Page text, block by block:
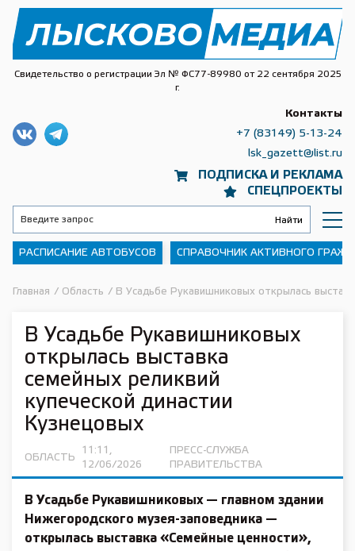
Свидетельство о регистрации Эл № ФС77-89980 от 22 сентября 2025
г.
ПОДПИСКА И РЕКЛАМА
СПЕЦПРОЕКТЫ
Контакты
+7 (83149) 5-13-24
lsk_gazett@list.ru
РАСПИСАНИЕ АВТОБУСОВ СПРАВОЧНИК АКТИВНОГО
Главная / Область / В Усадьбе Рукавишниковых открылась
В Усадьбе Рукавишниковых
открылась выставка
семейных реликвий
купеческой династии
Кузнецовых
ОБЛАСТЬ
11:11,
12/06/2026
ПРЕСС-СЛУЖБА
ПРАВИТЕЛЬСТВА
В Усадьбе Рукавишниковых — главном здании
Нижегородского музея-заповедника —
открылась выставка «Семейные ценности»,